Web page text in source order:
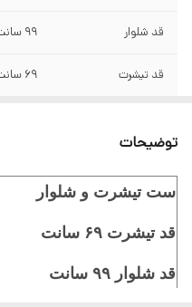
قد شلوار ۹۹ سانت
قد تیشرت ۶۹ سانت
توضیحات
ست تیشرت و شلوار
قد تیشرت ۶۹ سانت
قد شلوار ۹۹ سانت